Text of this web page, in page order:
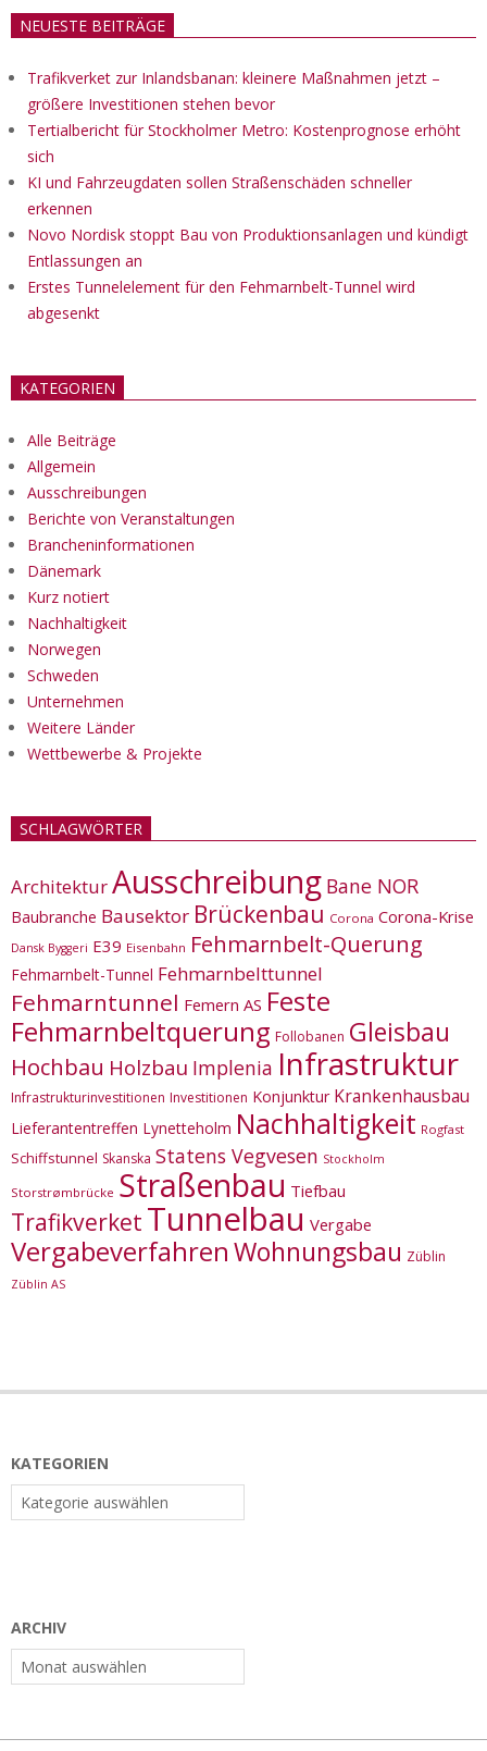
NEUESTE BEITRÄGE
Trafikverket zur Inlandsbanan: kleinere Maßnahmen jetzt –
größere Investitionen stehen bevor
Tertialbericht für Stockholmer Metro: Kostenprognose erhöht
sich
KI und Fahrzeugdaten sollen Straßenschäden schneller
erkennen
Novo Nordisk stoppt Bau von Produktionsanlagen und kündigt
Entlassungen an
Erstes Tunnelelement für den Fehmarnbelt-Tunnel wird
abgesenkt
KATEGORIEN
Alle Beiträge
Allgemein
Ausschreibungen
Berichte von Veranstaltungen
Brancheninformationen
Dänemark
Kurz notiert
Nachhaltigkeit
Norwegen
Schweden
Unternehmen
Weitere Länder
Wettbewerbe & Projekte
SCHLAGWÖRTER
ArchitekturAusschreibung Bane NOR
Baubranche Bausektor Brückenbau Corona Corona-Krise
Dansk Byggeri E39 Eisenbahn Fehmarnbelt-Querung
Fehmarnbelt-Tunnel Fehmarnbelttunnel
Fehmarntunnel Femern AS Feste
Fehmarnbeltquerung Follobanen Gleisbau
Hochbau Holzbau Implenia Infrastruktur
Infrastrukturinvestitionen Investitionen Konjunktur Krankenhausbau
Lieferantentreffen Lynetteholm Nachhaltigkeit Rogfast
Schiffstunnel Skanska Statens Vegvesen Stockholm
Storstrømbrücke Straßenbau Tiefbau
Trafikverket Tunnelbau Vergabe
VergabeverfahrenWohnungsbau Züblin
Züblin AS
KATEGORIEN
Kategorien
ARCHIV
Archiv